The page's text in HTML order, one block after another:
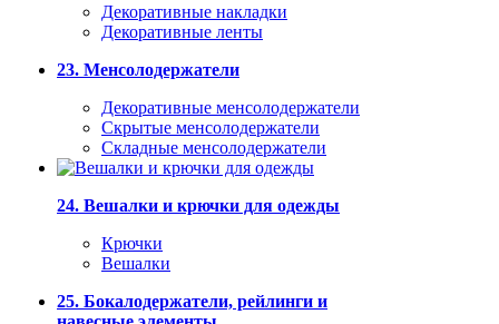
Декоративные накладки
Декоративные ленты
23. Менсолодержатели
Декоративные менсолодержатели
Скрытые менсолодержатели
Складные менсолодержатели
24. Вешалки и крючки для одежды
Крючки
Вешалки
25. Бокалодержатели, рейлинги и